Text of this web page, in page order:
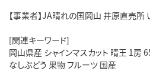
【事業者】JA晴れの国岡山 井原直売所
[関連キーワード]
岡山県産 シャインマスカット 晴王 1房
なしぶどう 果物 フルーツ 国産